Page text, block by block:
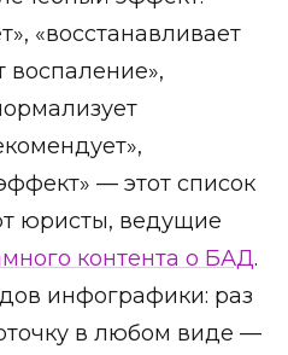
«восстанавливает
воспаление»,
— этот список
юристы, ведущие
контента о БАД.
инфографики: раз
в любом виде —